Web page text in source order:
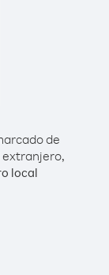
de
extranjero,
local